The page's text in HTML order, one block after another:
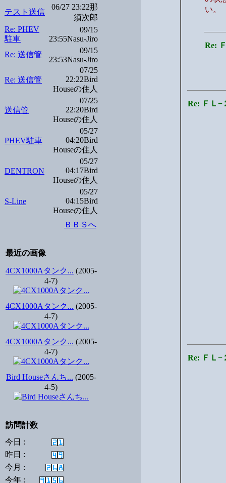
テスト送信
06/27 23:22那
須次郎
Re: PHEV
駐車
09/15
23:55Nasu-Jiro
Re: 送信管
09/15
23:53Nasu-Jiro
Re: 送信管
07/25
22:22Bird
Houseの住人
送信管
07/25
22:20Bird
Houseの住人
PHEV駐車
05/27
04:20Bird
Houseの住人
DENTRON
05/27
04:17Bird
Houseの住人
S-Line
05/27
04:15Bird
Houseの住人
ＢＢＳへ
最近の画像
4CX1000Aタンク... (2005-
4-7)
4CX1000Aタンク... (2005-
4-7)
4CX1000Aタンク... (2005-
4-7)
Bird Houseさんち... (2005-
4-5)
訪問計数
今日 :
昨日 :
今月 :
今年 :
い。
Re:
Re: ＦＬ−
Re: ＦＬ−